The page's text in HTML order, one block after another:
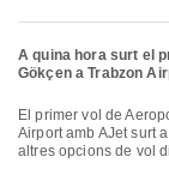
A quina hora surt el
Gökçen a Trabzon
El primer vol de Aeroport Internacional de Sabiha Gökçen a Trabzon
Airport amb AJet surt
altres opcions de vol